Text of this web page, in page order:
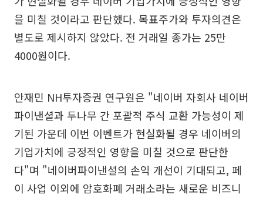
을 미칠 것이라고 판단했다. 목표주가와 투자의견은
별도로 제시하지 않았다. 전 거래일 종가는 25만
4000원이다.
안재민 NH투자증권 연구원은 "네이버 자회사 네이버
파이낸셜과 두나무 간 포괄적 주식 교환 가능성이 제
기된 가운데 이번 이벤트가 현실화될 경우 네이버의
기업가치에 긍정적인 영향을 미칠 것으로 판단한
다"며 "네이버파이낸셜의 손익 개선이 기대되고, 페
이 사업 이외에 암호화폐 거래소라는 새로운 비즈니